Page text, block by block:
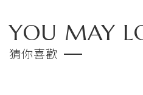
YOU MAY
猜你喜歡